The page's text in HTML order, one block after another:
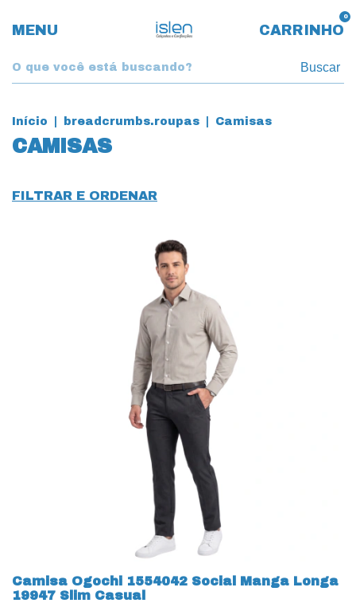
MENU CARRINHO
0
Buscar
Início breadcrumbs.roupas Camisas
CAMISAS
FILTRAR E ORDENAR
Camisa Ogochi 1554042 Social Manga Longa
19947 Slim Casual